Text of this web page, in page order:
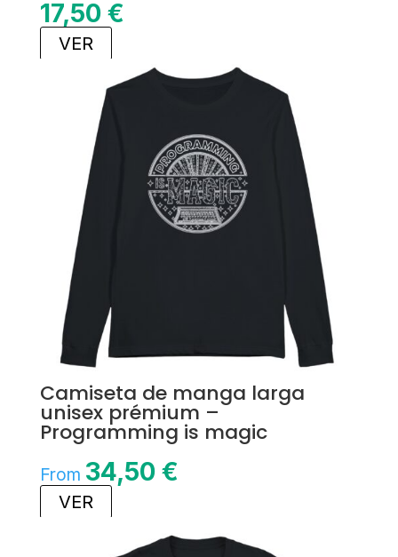
17,50 €
VER
Camiseta de manga larga
unisex prémium –
Programming is magic
From 34,50 €
VER